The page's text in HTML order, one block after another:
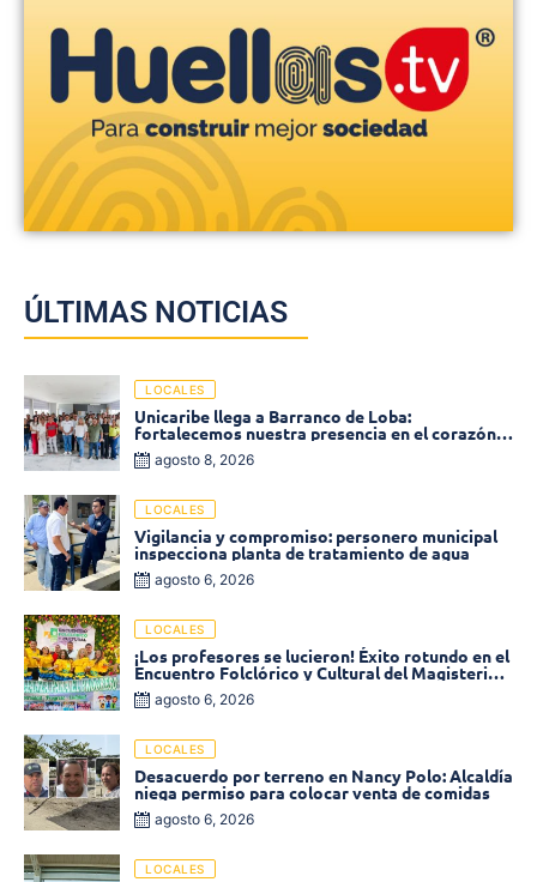
ÚLTIMAS NOTICIAS
LOCALES
Unicaribe llega a Barranco de Loba:
fortalecemos nuestra presencia en el corazón
de Bolívar
agosto 8, 2026
LOCALES
Vigilancia y compromiso: personero municipal
inspecciona planta de tratamiento de agua
agosto 6, 2026
LOCALES
¡Los profesores se lucieron! Éxito rotundo en el
Encuentro Folclórico y Cultural del Magisterio
2026 en Ciénaga
agosto 6, 2026
LOCALES
Desacuerdo por terreno en Nancy Polo: Alcaldía
niega permiso para colocar venta de comidas
agosto 6, 2026
LOCALES